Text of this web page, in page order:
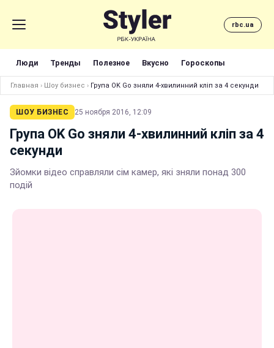
rbc.ua
Люди Тренды Полезное Вкусно Гороскопы
Главная › Шоу бизнес › Група OK Go зняли 4-хвилинний кліп за 4 секунди
ШОУ БИЗНЕС 25 ноября 2016, 12:09
Група OK Go зняли 4-хвилинний кліп за 4
секунди
Зйомки відео справляли сім камер, які зняли понад 300
подій